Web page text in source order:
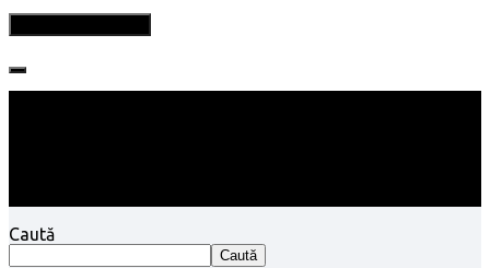
Caută
Caută